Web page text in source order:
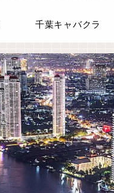
千葉キャバクラ